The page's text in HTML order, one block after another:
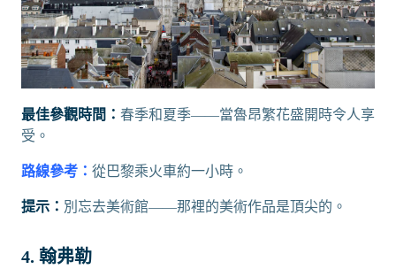
最佳參觀時間： 春季和夏季——當魯昂繁花盛開時令人享
受。
路線參考： 從巴黎乘火車約一小時。
提示： 別忘去美術館——那裡的美術作品是頂尖的。
4. 翰弗勒